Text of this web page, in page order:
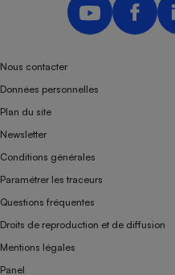
Nous contacter
Données personnelles
Plan du site
Newsletter
Conditions générales
Paramétrer les traceurs
Questions fréquentes
Droits de reproduction et de diffusion
Mentions légales
Panel